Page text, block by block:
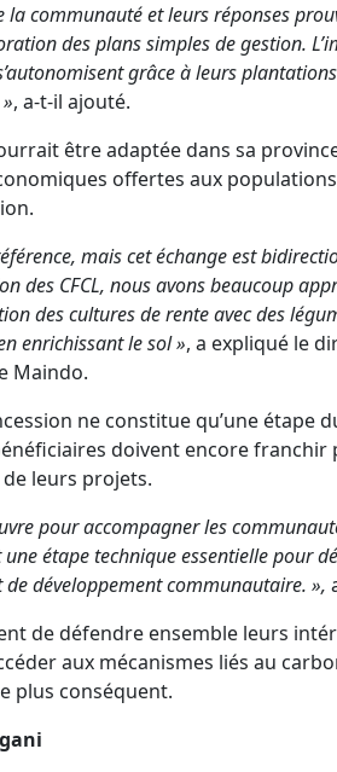
la communauté et leurs réponses
des plans simples de gestion.
grâce à leurs
, a-t-il ajouté.
être adaptée dans sa
offertes aux
mais cet échange est
des CFCL, nous avons beaucoup
des cultures de rente avec des
enrichissant le sol », a expliqué le
Maindo.
ne constitue qu’une étape
doivent encore franchir
leurs projets.
pour accompagner les
une étape technique essentielle pour
développement communautaire. »,
de défendre ensemble leurs
aux mécanismes liés au
plus conséquent.